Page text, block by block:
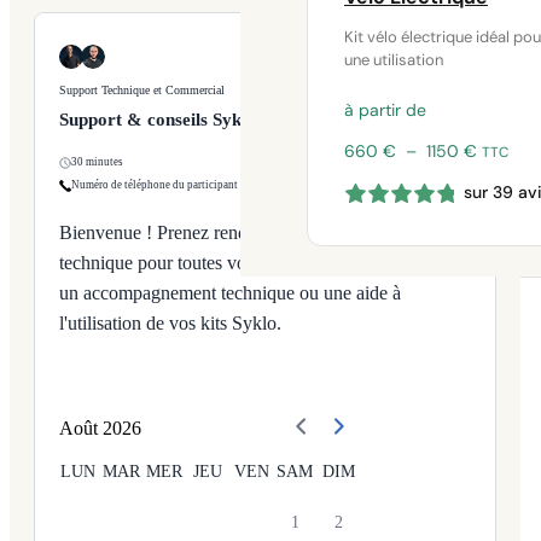
Kit vélo électrique idéal
une utilisation
à partir de
660 € – 1150 € Plage
prix :
à
TTC
sur 39
Support Technique et Commercial
Support & conseils Syklo
30 minutes
Numéro de téléphone du participant
Bienvenue ! Prenez rendez-vous avec notre équipe
technique pour toutes vos questions sur nos produits,
un accompagnement technique ou une aide à
l'utilisation de vos kits Syklo.
Août2026
LUN MAR MER JEU VEN SAM DIM
1 2